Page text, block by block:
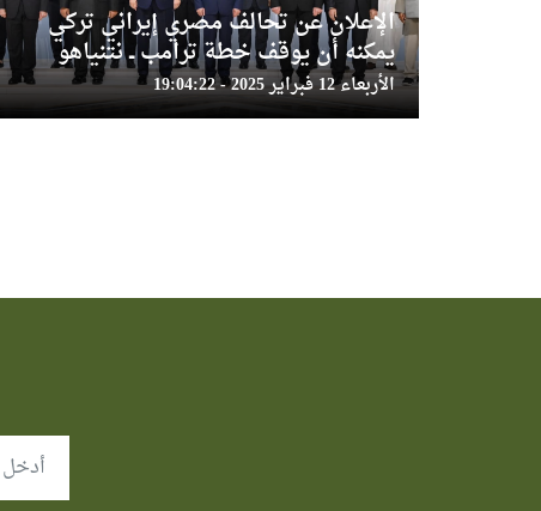
الإعلان عن تحالف مصري إيراني تركي
يمكنه أن يوقف خطة ترامب ــ نتنياهو
الأربعاء 12 فبراير 2025 - 19:04:22